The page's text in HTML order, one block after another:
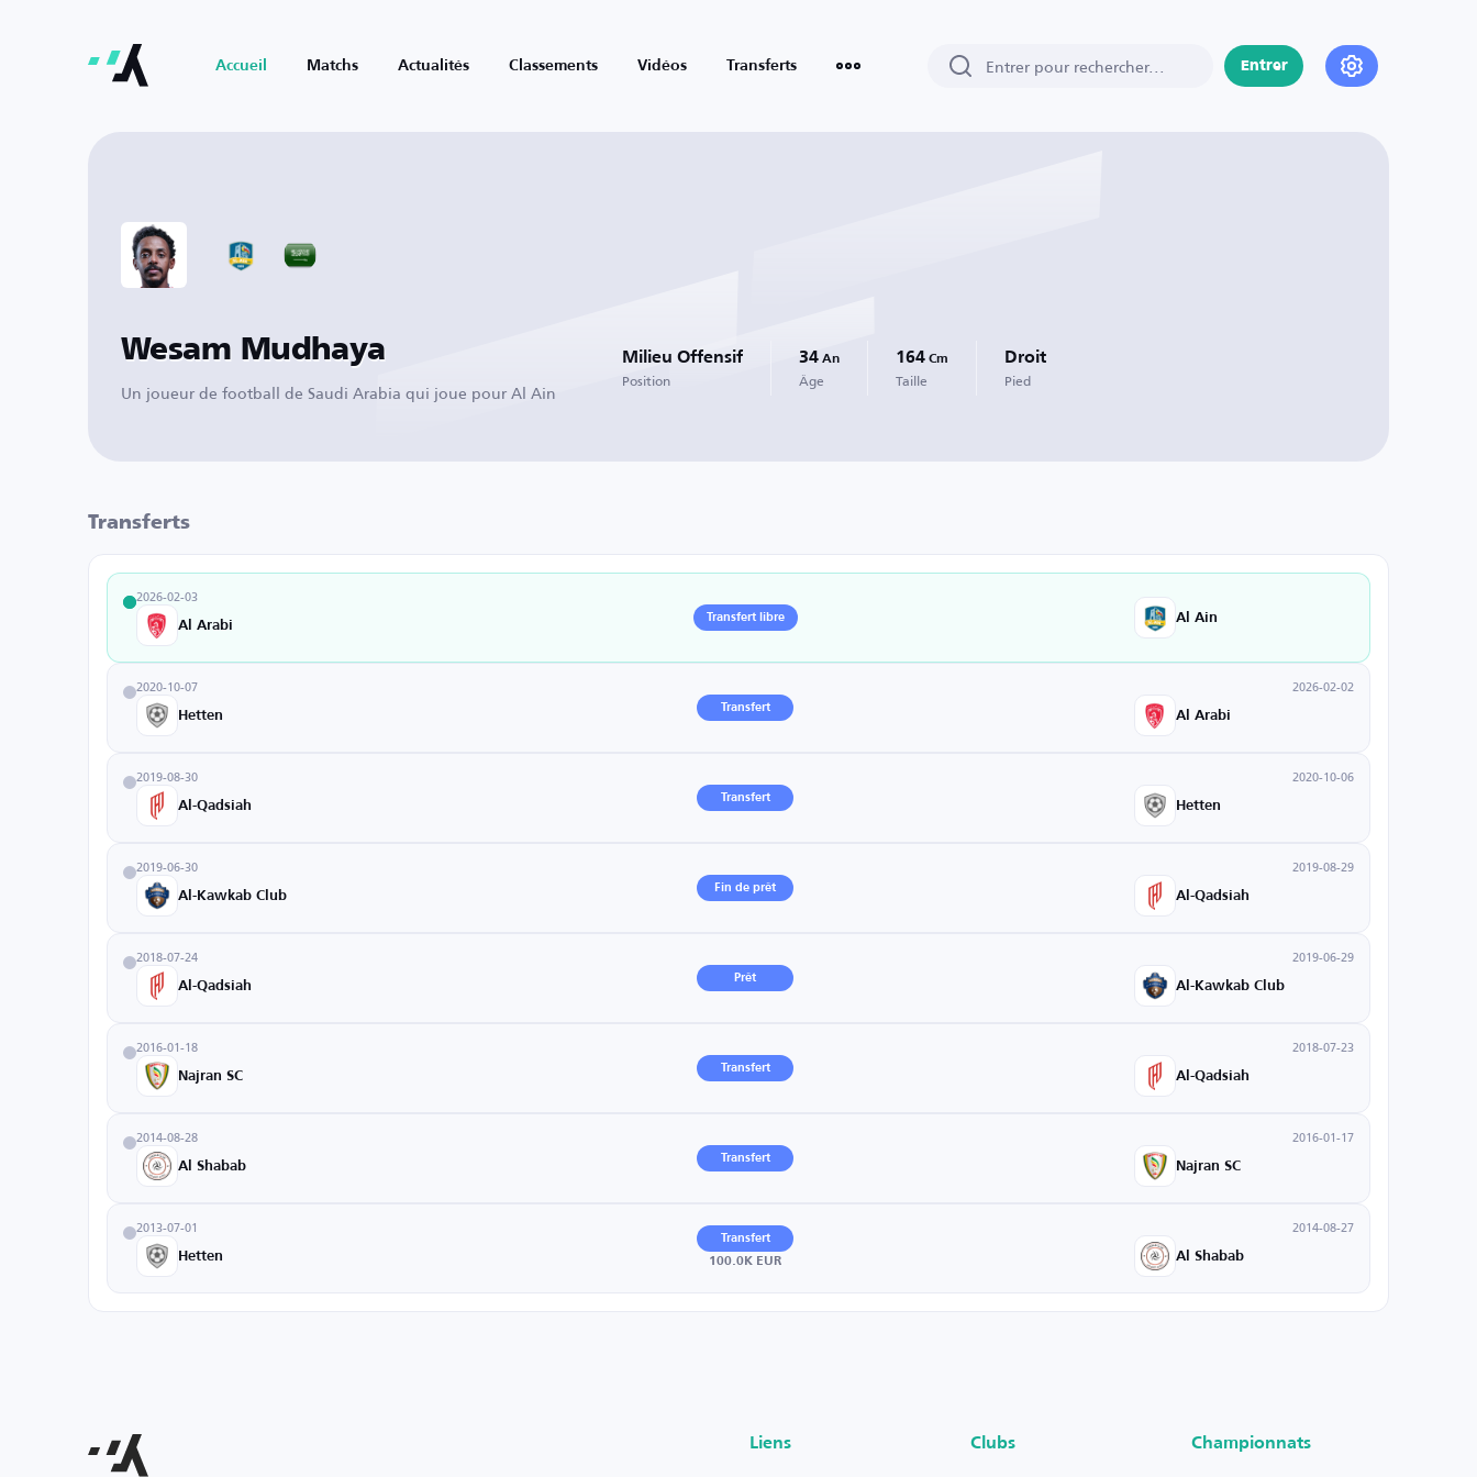
Accueil Matchs Actualités Classements Vidéos Transferts Entrer
Wesam Mudhaya
Un joueur de football de Saudi Arabia qui joue pour Al Ain
Milieu Offensif
Position
34 An
Âge
164 Cm
Taille
Droit
Pied
Transferts
2026-02-03
Al Arabi
Transfert libre Al Ain
2020-10-07
Hetten
Transfert
2026-02-02
Al Arabi
2019-08-30
Al-Qadsiah
Transfert
2020-10-06
Hetten
2019-06-30
Al-Kawkab Club
Fin de prêt
2019-08-29
Al-Qadsiah
2018-07-24
Al-Qadsiah
Prêt
2019-06-29
Al-Kawkab Club
2016-01-18
Najran SC
Transfert
2018-07-23
Al-Qadsiah
2014-08-28
Al Shabab
Transfert
2016-01-17
Najran SC
2013-07-01
Hetten
Transfert
100.0K EUR
2014-08-27
Al Shabab
Liens Clubs Championnats